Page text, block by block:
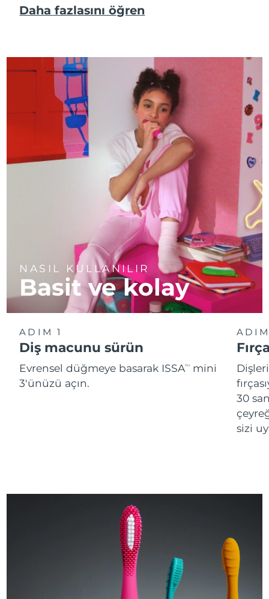
Daha fazlasını öğren
NASIL KULLANILIR
Basit ve kolay
ADIM 1
Diş macunu sürün
Evrensel düğmeye basarak ISSATM
mini
3'ünüzü açın.
30
sizi